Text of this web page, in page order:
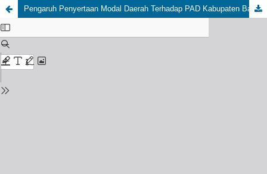
Pengaruh Penyertaan Modal Daerah Terhadap PAD Kabupaten Batu Bara